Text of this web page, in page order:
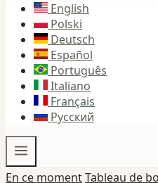
English
Polski
Deutsch
Español
Português
Italiano
Français
Русский
En ce momentTableau de